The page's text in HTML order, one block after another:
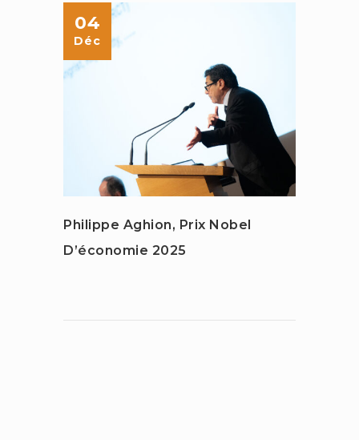
04
Déc
Philippe Aghion, Prix Nobel
D’économie 2025